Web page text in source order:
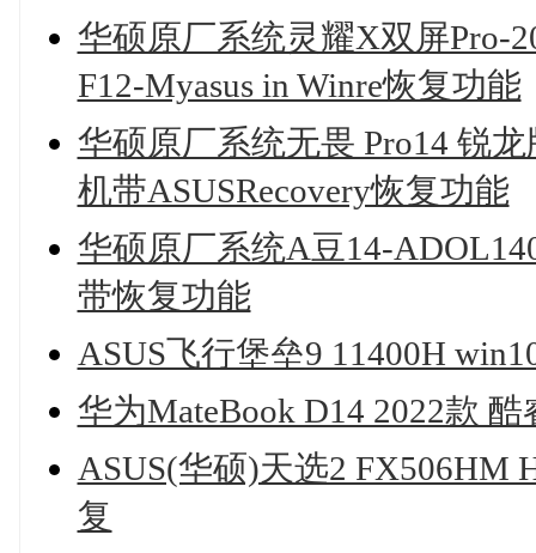
华硕原厂系统灵耀X双屏Pro-
F12-Myasus in Winre恢复功能
华硕原厂系统无畏 Pro14 锐
机带ASUSRecovery恢复功能
华硕原厂系统A豆14-
带恢复功能
ASUS飞行堡垒9 11400H
华为MateBook D14 2022款
ASUS(华硕)天选2 FX506HM
复